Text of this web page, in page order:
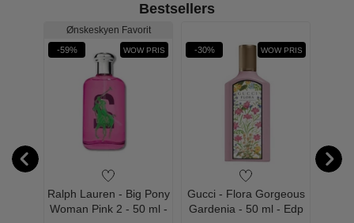
Bestsellers
Ønskeskyen Favorit
-59% WOW PRIS
Ralph Lauren - Big Pony
Woman Pink 2 - 50 ml -
-30% WOW PRIS
Gucci - Flora Gorgeous
Gardenia - 50 ml - Edp